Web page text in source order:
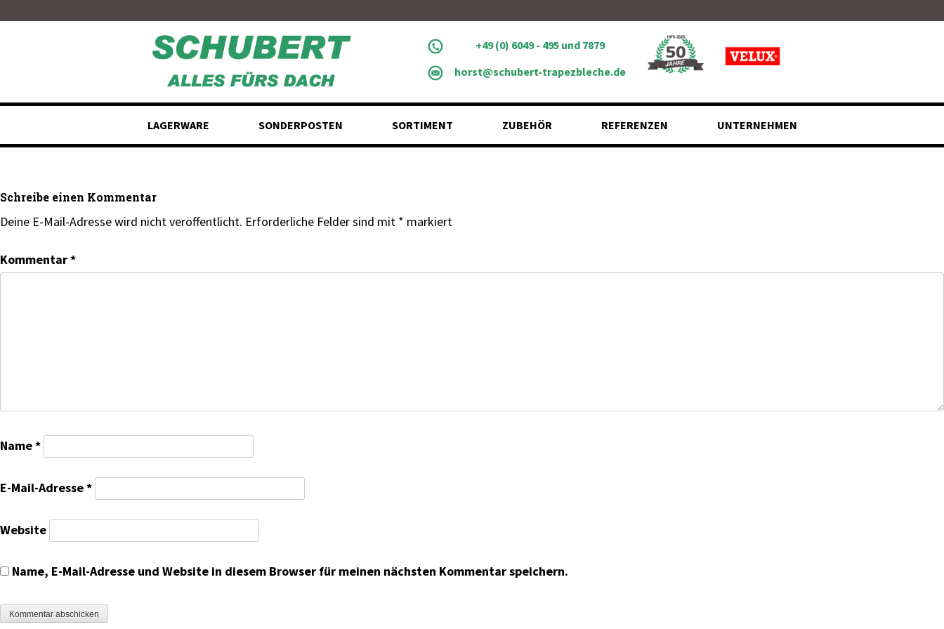
+49 (0) 6049 - 495 und 7879
horst@schubert-trapezbleche.de
LAGERWARE SONDERPOSTEN SORTIMENT ZUBEHÖR REFERENZEN UNTERNEHMEN
Schreibe einen Kommentar
Deine E-Mail-Adresse wird nicht veröffentlicht. Erforderliche Felder sind mit * markiert
Kommentar*
Name*
E-Mail-Adresse*
Website
Name, E-Mail-Adresse und Website in diesem Browser für meinen nächsten Kommentar speichern.